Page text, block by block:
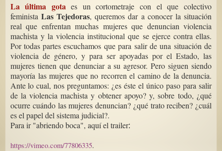
La última gota es un cortometraje con el que colectivo
feminista Las Tejedoras, queremos dar a conocer la situación
real que enfrentan muchas mujeres que denuncian violencia
machista y la violencia institucional que se ejerce contra ellas.
Por todas partes escuchamos que para salir de una situación de
violencia de género, y para ser apoyadas por el Estado, las
mujeres tienen que denunciar a su agresor. Pero siguen siendo
mayoría las mujeres que no recorren el camino de la denuncia.
Ante lo cual, nos preguntamos: ¿es éste el único paso para salir
de la violencia machista y obtener apoyo? y, sobre todo, ¿qué
ocurre cuándo las mujeres denuncian? ¿qué trato reciben? ¿cuál
es el papel del sistema judicial?.
Para ir "abriendo boca", aquí el trailer:
https://vimeo.com/77806335.